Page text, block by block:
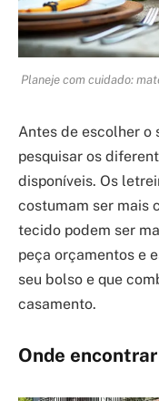
Planeje com cuidado:
Antes de escolher o
pesquisar os
disponíveis. Os
costumam ser mais
tecido podem ser
peça orçamentos e
seu bolso e que
casamento.
Onde